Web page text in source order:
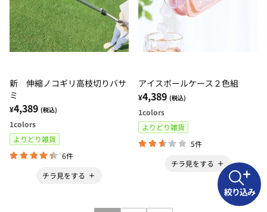
新 伸縮ノコギリ高枝切りバサ
ミ
¥4,389 (税込)
1colors
よりどり雑貨
6件
チラ見をする
アイスボールケース２色組
¥4,389 (税込)
1colors
よりどり雑貨
5件
チラ見をする
絞り込み